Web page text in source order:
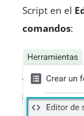
Script en el
comandos: